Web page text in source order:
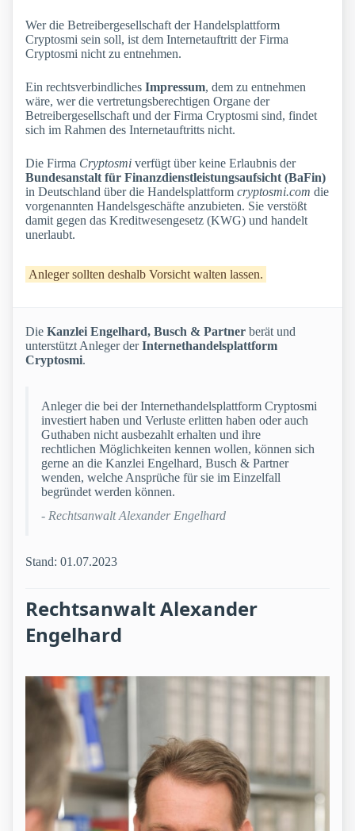
Wer die Betreibergesellschaft der Handelsplattform
Cryptosmi sein soll, ist dem Internetauftritt der Firma
Cryptosmi nicht zu entnehmen.
Ein rechtsverbindliches Impressum, dem zu entnehmen
wäre, wer die vertretungsberechtigen Organe der
Betreibergesellschaft und der Firma Cryptosmi sind, findet
sich im Rahmen des Internetauftritts nicht.
Die Firma Cryptosmi verfügt über keine Erlaubnis der
Bundesanstalt für Finanzdienstleistungsaufsicht (BaFin)
in Deutschland über die Handelsplattform cryptosmi.com die
vorgenannten Handelsgeschäfte anzubieten. Sie verstößt
damit gegen das Kreditwesengesetz (KWG) und handelt
unerlaubt.
Anleger sollten deshalb Vorsicht walten lassen.
Die Kanzlei Engelhard, Busch & Partner berät und
unterstützt Anleger derInternethandelsplattform
Cryptosmi.
Anleger die bei der Internethandelsplattform Cryptosmi
investiert haben und Verluste erlitten haben oder auch
Guthaben nicht ausbezahlt erhalten und ihre
rechtlichen Möglichkeiten kennen wollen, können sich
gerne an die Kanzlei Engelhard, Busch & Partner
wenden, welche Ansprüche für sie im Einzelfall
begründet werden können.
- Rechtsanwalt Alexander Engelhard
Stand: 01.07.2023
Rechtsanwalt Alexander
Engelhard